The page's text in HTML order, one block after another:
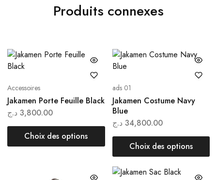
Produits connexes
Accessoires
Jakamen Porte Feuille Black
3,800.00 د.ج
Choix des options
ads 01
Jakamen Costume Navy
Blue
34,800.00 د.ج
Choix des options